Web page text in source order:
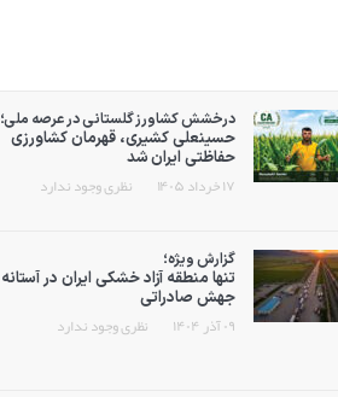
درخشش کشاورز گلستانی در عرصه ملی؛
حسینعلی كشیری، قهرمان كشاورزی
حفاظتی ایران شد
۱۷ خرداد ۱۴۰۵ نظری وجود ندارد
گزارش ویژه؛
تنها منطقه آزاد خشکی ایران در آستانه
جهش صادراتی
۰۹ آذر ۱۴۰۴ نظری وجود ندارد